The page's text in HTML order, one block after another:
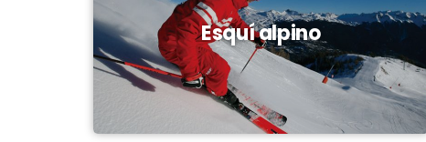
Esquí alpino